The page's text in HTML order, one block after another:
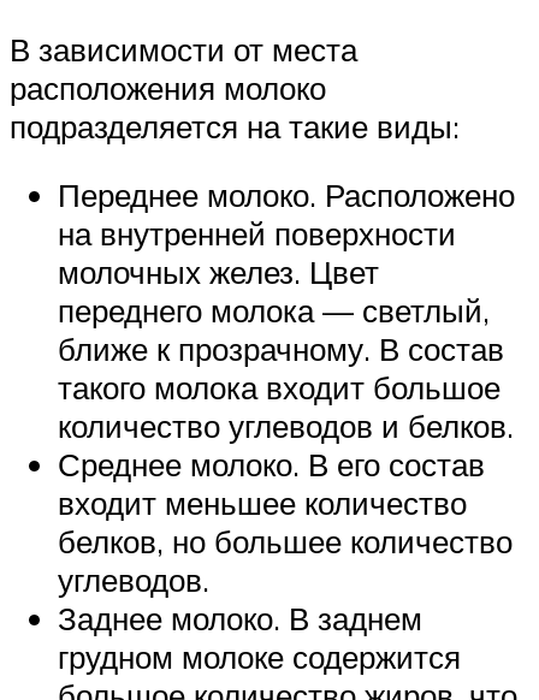
В зависимости от места
расположения молоко
подразделяется на такие виды:
Переднее молоко. Расположено
на внутренней поверхности
молочных желез. Цвет
переднего молока — светлый,
ближе к прозрачному. В состав
такого молока входит большое
количество углеводов и белков.
Среднее молоко. В его состав
входит меньшее количество
белков, но большее количество
углеводов.
Заднее молоко. В заднем
грудном молоке содержится